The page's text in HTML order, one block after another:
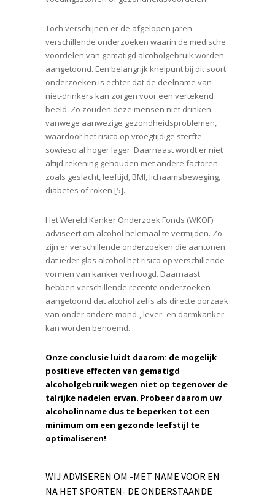
Toch verschijnen er de afgelopen jaren
verschillende onderzoeken waarin de medische
voordelen van gematigd alcoholgebruik worden
aangetoond. Een belangrijk knelpunt bij dit soort
onderzoeken is echter dat de deelname van
niet-drinkers kan zorgen voor een vertekend
beeld. Zo zouden deze mensen niet drinken
vanwege aanwezige gezondheidsproblemen,
waardoor het risico op vroegtijdige sterfte
sowieso al hoger lager. Daarnaast wordt er niet
altijd rekening gehouden met andere factoren
zoals geslacht, leeftijd, BMI, lichaamsbeweging,
diabetes of roken [5].
Het Wereld Kanker Onderzoek Fonds (WKOF)
adviseert om alcohol helemaal te vermijden. Zo
zijn er verschillende onderzoeken die aantonen
dat ieder glas alcohol het risico op verschillende
vormen van kanker verhoogd. Daarnaast
hebben verschillende recente onderzoeken
aangetoond dat alcohol zelfs als directe oorzaak
van onder andere mond-, lever- en darmkanker
kan worden benoemd.
Onze conclusie luidt daarom: de mogelijk
positieve effecten van gematigd
alcoholgebruik wegen niet op tegenover de
talrijke nadelen ervan. Probeer daarom uw
alcoholinname dus te beperken tot een
minimum om een gezonde leefstijl te
optimaliseren!
WIJ ADVISEREN OM -MET NAME VOOR EN
NA HET SPORTEN- DE ONDERSTAANDE